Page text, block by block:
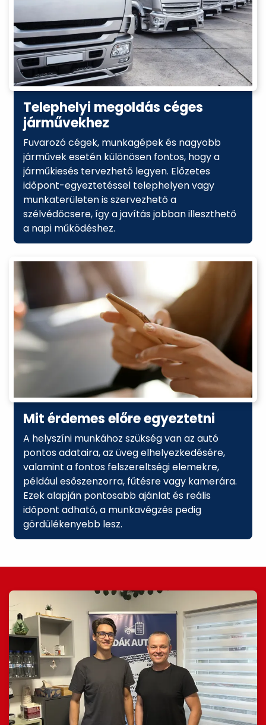
Telephelyi megoldás céges
járművekhez
Fuvarozó cégek, munkagépek és nagyobb
járművek esetén különösen fontos, hogy a
járműkiesés tervezhető legyen. Előzetes
időpont-egyeztetéssel telephelyen vagy
munkaterületen is szervezhető a
szélvédőcsere, így a javítás jobban illeszthető
a napi működéshez.
Mit érdemes előre egyeztetni
A helyszíni munkához szükség van az autó
pontos adataira, az üveg elhelyezkedésére,
valamint a fontos felszereltségi elemekre,
például esőszenzorra, fűtésre vagy kamerára.
Ezek alapján pontosabb ajánlat és reális
időpont adható, a munkavégzés pedig
gördülékenyebb lesz.